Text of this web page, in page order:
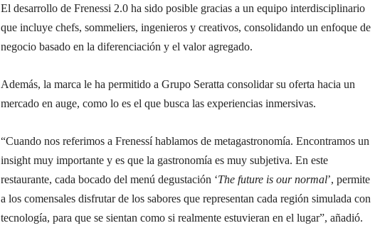
El desarrollo de Frenessi 2.0 ha sido posible gracias a un equipo interdisciplinario
que incluye chefs, sommeliers, ingenieros y creativos, consolidando un enfoque de
negocio basado en la diferenciación y el valor agregado.
Además, la marca le ha permitido a Grupo Seratta consolidar su oferta hacia un
mercado en auge, como lo es el que busca las experiencias inmersivas.
“Cuando nos referimos a Frenessí hablamos de metagastronomía. Encontramos un
insight muy importante y es que la gastronomía es muy subjetiva. En este
restaurante, cada bocado del menú degustación ‘The future is our normal’, permite
a los comensales disfrutar de los sabores que representan cada región simulada con
tecnología, para que se sientan como si realmente estuvieran en el lugar”, añadió.